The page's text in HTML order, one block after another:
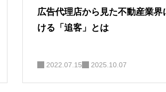
広告代理店から見た不動産業界
ける「追客」とは
2022.07.15 2025.10.07